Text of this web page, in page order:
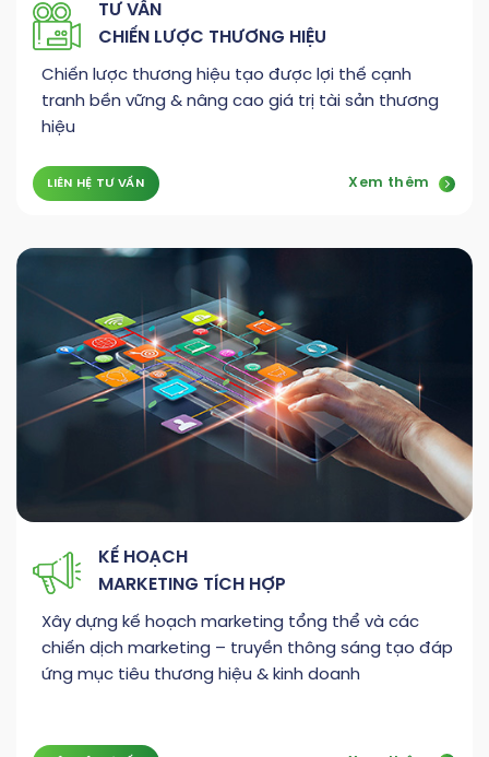
TƯ VẤN
CHIẾN LƯỢC THƯƠNG HIỆU
Chiến lược thương hiệu tạo được lợi thế cạnh
tranh bền vững & nâng cao giá trị tài sản thương
hiệu
LIÊN HỆ TƯ VẤN Xem thêm
KẾ HOẠCH
MARKETING TÍCH HỢP
Xây dựng kế hoạch marketing tổng thể và các
chiến dịch marketing – truyền thông sáng tạo đáp
ứng mục tiêu thương hiệu & kinh doanh